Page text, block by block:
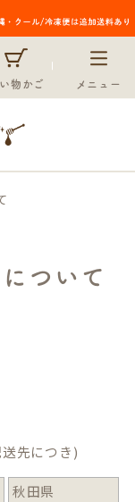
物かご メニュー
ついて
先につき)
秋田県